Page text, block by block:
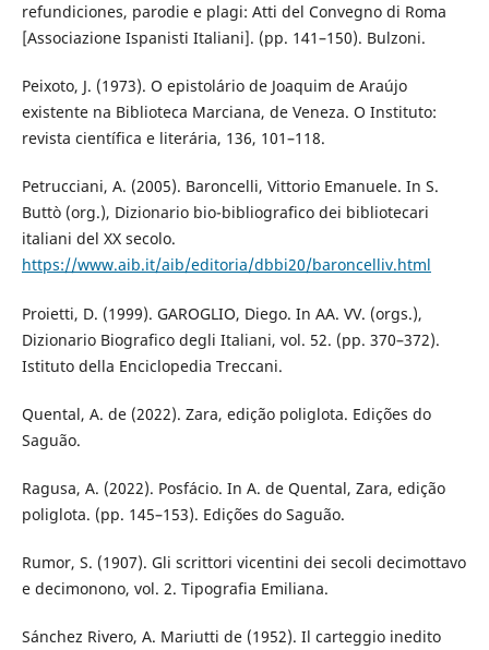
refundiciones, parodie e plagi: Atti del Convegno di Roma
[Associazione Ispanisti Italiani]. (pp. 141–150). Bulzoni.
Peixoto, J. (1973). O epistolário de Joaquim de Araújo
existente na Biblioteca Marciana, de Veneza. O Instituto:
revista científica e literária, 136, 101–118.
Petrucciani, A. (2005). Baroncelli, Vittorio Emanuele. In S.
Buttò (org.), Dizionario bio-bibliografico dei bibliotecari
italiani del XX secolo.
https://www.aib.it/aib/editoria/dbbi20/baroncelliv.html
Proietti, D. (1999). GAROGLIO, Diego. In AA. VV. (orgs.),
Dizionario Biografico degli Italiani, vol. 52. (pp. 370–372).
Istituto della Enciclopedia Treccani.
Quental, A. de (2022). Zara, edição poliglota. Edições do
Saguão.
Ragusa, A. (2022). Posfácio. In A. de Quental, Zara, edição
poliglota. (pp. 145–153). Edições do Saguão.
Rumor, S. (1907). Gli scrittori vicentini dei secoli decimottavo
e decimonono, vol. 2. Tipografia Emiliana.
Sánchez Rivero, A. Mariutti de (1952). Il carteggio inedito